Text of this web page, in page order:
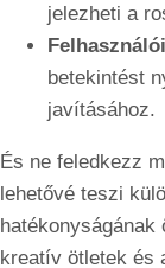
jelezheti a
betekintést
javításához.
És ne feledkezz
lehetővé teszi
kreatív ötletek és